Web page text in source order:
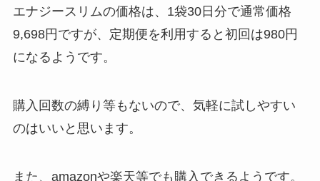
エナジースリムの価格は、1袋30日分で通常価格
9,698円ですが、定期便を利用すると初回は980円
になるようです。
購入回数の縛り等もないので、気軽に試しやすい
のはいいと思います。
また、amazonや楽天等でも購入できるようです。